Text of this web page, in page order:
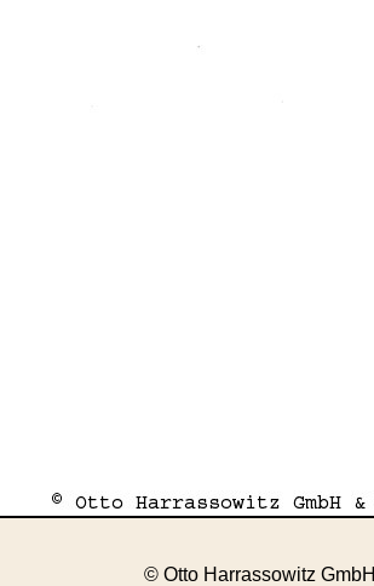
© Otto Harrassowitz